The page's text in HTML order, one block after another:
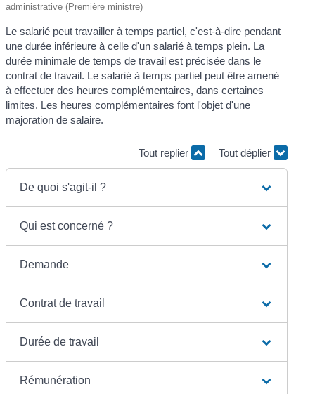
administrative (Première ministre)
Le salarié peut travailler à temps partiel, c'est-à-dire pendant
une durée inférieure à celle d'un salarié à temps plein. La
durée minimale de temps de travail est précisée dans le
contrat de travail. Le salarié à temps partiel peut être amené
à effectuer des heures complémentaires, dans certaines
limites. Les heures complémentaires font l'objet d'une
majoration de salaire.
Tout replier Tout déplier
De quoi s'agit-il ?
Qui est concerné ?
Demande
Contrat de travail
Durée de travail
Rémunération